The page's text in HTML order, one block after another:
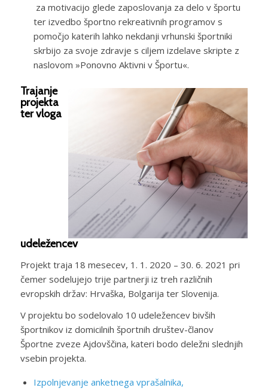
za motivacijo glede zaposlovanja za delo v športu
ter izvedbo športno rekreativnih programov s
pomočjo katerih lahko nekdanji vrhunski športniki
skrbijo za svoje zdravje s ciljem izdelave skripte z
naslovom »Ponovno Aktivni v Športu«.
Trajanje
projekta
ter vloga
udeležencev
Projekt traja 18 mesecev, 1. 1. 2020 – 30. 6. 2021 pri
čemer sodelujejo trije partnerji iz treh različnih
evropskih držav: Hrvaška, Bolgarija ter Slovenija.
V projektu bo sodelovalo 10 udeležencev bivših
športnikov iz domicilnih športnih društev-članov
Športne zveze Ajdovščina, kateri bodo deležni slednjih
vsebin projekta.
Izpolnjevanje anketnega vprašalnika,